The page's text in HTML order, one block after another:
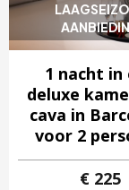
1 nacht in
deluxe
cava in
voor 2
€ 225